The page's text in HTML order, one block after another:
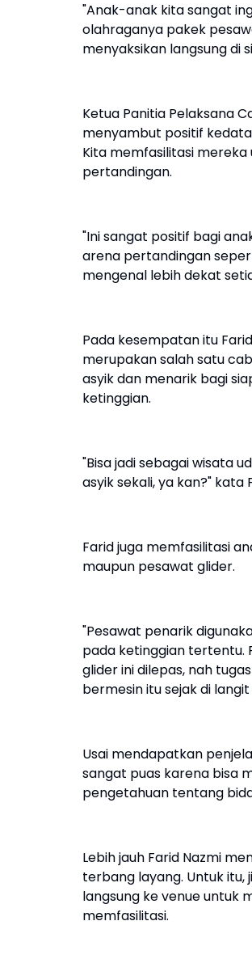
"Anak-anak kita sangat
olahraganya pakek
menyaksikan langsung di
Ketua Panitia Pelaksana
menyambut positif
Kita memfasilitasi mereka
pertandingan.
"Ini sangat positif bagi
arena pertandingan
mengenal lebih dekat
Pada kesempatan itu
merupakan salah satu
asyik dan menarik bagi
ketinggian.
"Bisa jadi sebagai wisata
asyik sekali, ya kan?"
Farid juga memfasilitasi
maupun pesawat glider.
"Pesawat penarik
pada ketinggian tertentu.
glider ini dilepas, nah
bermesin itu sejak di
Usai mendapatkan
sangat puas karena bisa
pengetahuan tentang
Lebih jauh Farid Nazmi
terbang layang. Untuk
langsung ke venue untuk
memfasilitasi.